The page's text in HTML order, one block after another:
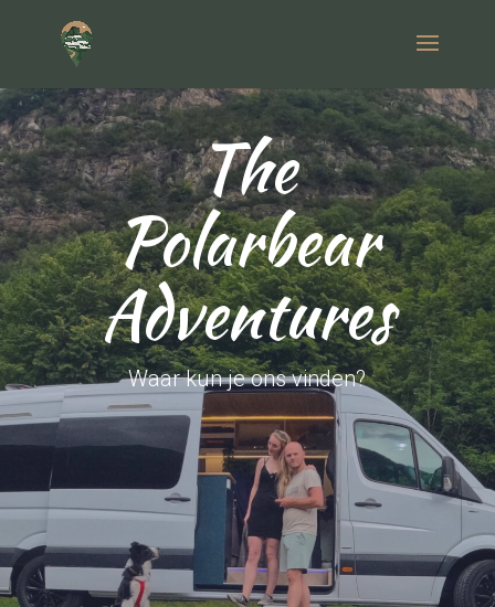
The
Polarbear
Adventures
Waar kun je ons vinden?